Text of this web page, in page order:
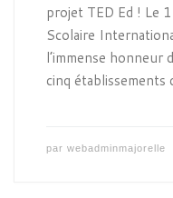
projet TED Ed ! Le
Scolaire
l’immense honneur
cinq
par webadminmajorelle